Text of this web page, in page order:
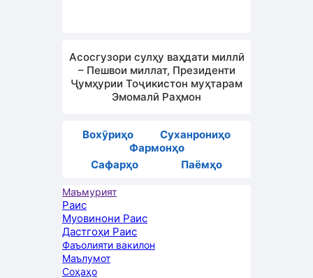
Маъмурият
Раис
Муовинони Раис
Дастгоҳи Раис
Фаъолияти вакилон
Маълумот
Соҳаҳо
Асосгузори сулҳу ваҳдати миллӣ
– Пешвои миллат, Президенти
Ҷумҳурии Тоҷикистон муҳтарам
Эмомалӣ Раҳмон
Вохӯриҳо
Суханрониҳо
Фармонҳо
Сафарҳо
Паёмҳо